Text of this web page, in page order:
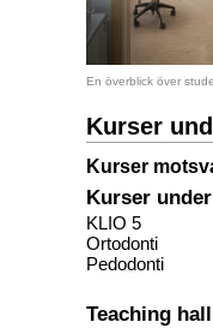
En överblick över
Kurser
Kurser
Kurser
KLIO 5
Ortodonti
Pedodonti
Teaching